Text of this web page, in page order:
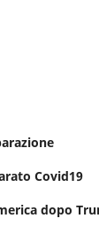
Covid19
dopo